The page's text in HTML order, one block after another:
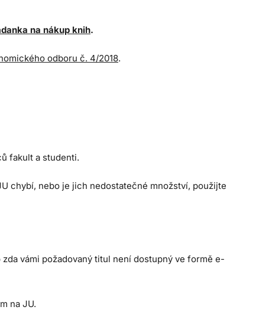
na nákup knih.
odboru č. 4/2018.
fakult a studenti.
chybí, nebo je jich nedostatečné množství, použijte
vámi požadovaný titul není dostupný ve formě e-
na JU.